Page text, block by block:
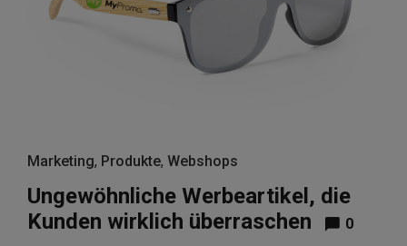
Marketing, Produkte, Webshops
Ungewöhnliche Werbeartikel, die
Kunden wirklich überraschen
0